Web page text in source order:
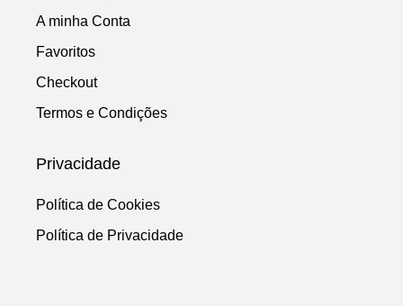
A minha Conta
Favoritos
Checkout
Termos e Condições
Privacidade
Política de Cookies
Política de Privacidade